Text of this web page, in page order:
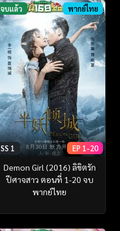
จบแล้ว พากย์ไทย
SS 1 EP 1-20
Demon Girl (2016) ลิขิตรัก
ปีศาจสาว ตอนที่ 1-20 จบ
พากย์ไทย